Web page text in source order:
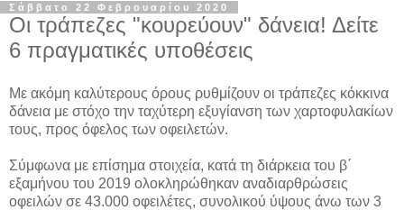
Σάββατο 22 Φεβρουαρίου 2020
Οι τράπεζες "κουρεύουν" δάνεια! Δείτε
6 πραγματικές υποθέσεις
Με ακόμη καλύτερους όρους ρυθμίζουν οι τράπεζες κόκκινα
δάνεια με στόχο την ταχύτερη εξυγίανση των χαρτοφυλακίων
τους, προς όφελος των οφειλετών.
Σύμφωνα με επίσημα στοιχεία, κατά τη διάρκεια του β΄
εξαμήνου του 2019 ολοκληρώθηκαν αναδιαρθρώσεις
οφειλών σε 43.000 οφειλέτες, συνολικού ύψους άνω των 3